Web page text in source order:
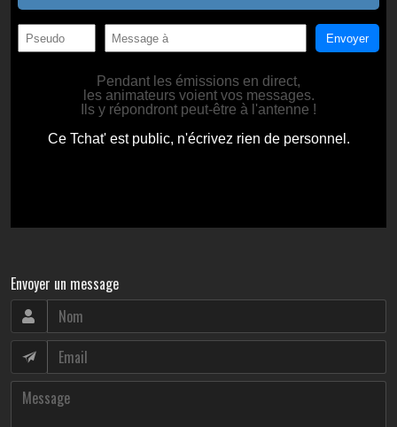
Envoyer un message